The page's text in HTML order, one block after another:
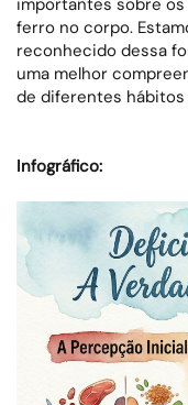
ferro no corpo.
reconhecido dessa
uma melhor
de diferentes hábitos
Infográfico: